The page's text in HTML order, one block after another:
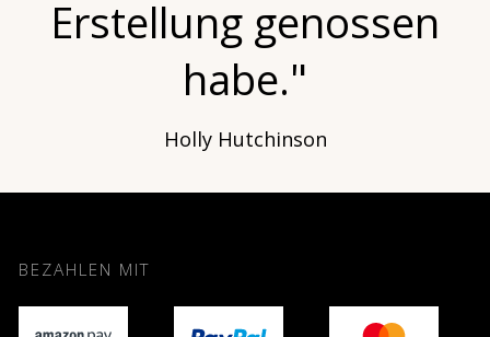
Erstellung genossen
habe."
Holly Hutchinson
BEZAHLEN MIT